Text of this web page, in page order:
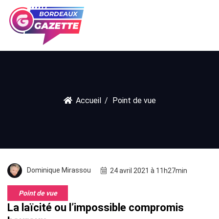
Accueil Point de vue
Dominique Mirassou 24 avril 2021 à 11h27min
Point de vue
La laïcité ou l’impossible compromis